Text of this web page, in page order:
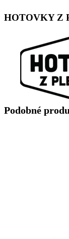
HOTOVKY Z
Podobné